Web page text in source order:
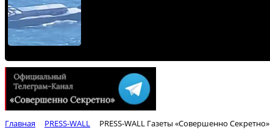
Главная PRESS-WALL PRESS-WALL Газеты «Совершенно Секретно»